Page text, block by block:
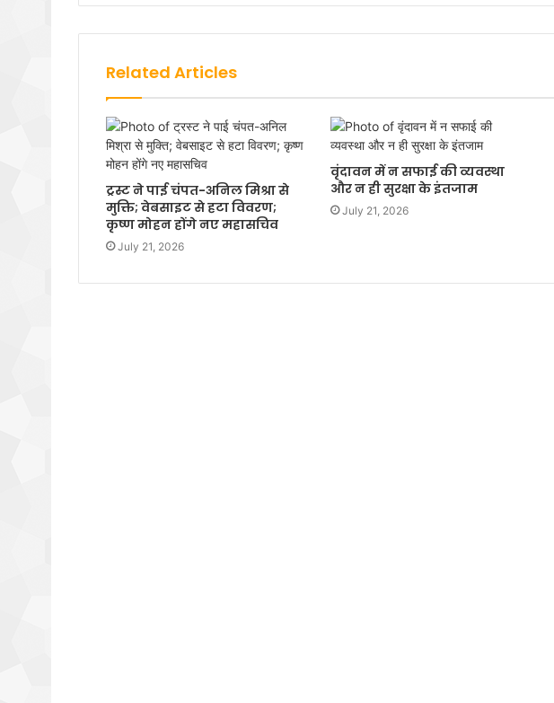
Related Articles
ट्रस्ट ने पाई चंपत-अनिल मिश्रा से
मुक्ति; वेबसाइट से हटा विवरण;
कृष्ण मोहन होंगे नए महासचिव
July 21, 2026
वृंदावन में न सफाई की व्यवस्था
और न ही सुरक्षा के इंतजाम
July 21, 2026